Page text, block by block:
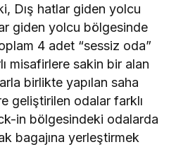
Dış hatlar giden yolcu
giden yolcu bölgesinde
4 adet “sessiz oda”
misafirlere sakin bir alan
birlikte yapılan saha
geliştirilen odalar farklı
in bölgesindeki odalarda
bagajına yerleştirmek